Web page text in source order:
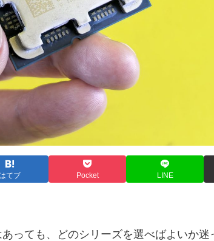
てブ Pocket LINE
っても、どのシリーズを選べばよいか迷